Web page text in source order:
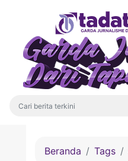
Beranda Tags